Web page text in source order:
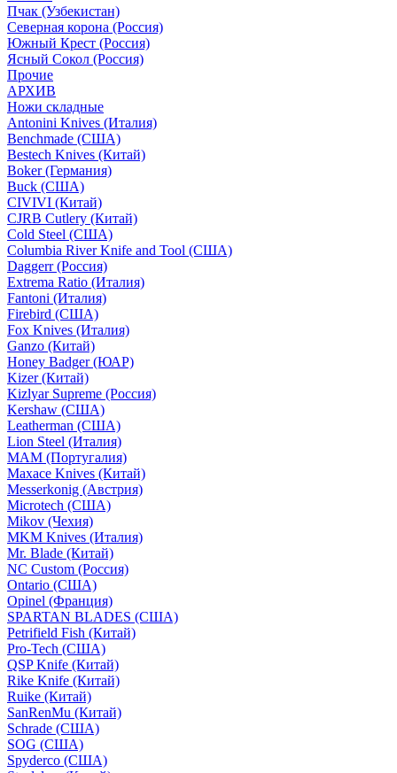
Пчак (Узбекистан)
Северная корона (Россия)
Южный Крест (Россия)
Ясный Сокол (Россия)
Прочие
АРХИВ
Ножи складные
Antonini Knives (Италия)
Benchmade (США)
Bestech Knives (Китай)
Boker (Германия)
Buck (США)
CIVIVI (Китай)
CJRB Cutlery (Китай)
Cold Steel (США)
Columbia River Knife and Tool (США)
Daggerr (Россия)
Extrema Ratio (Италия)
Fantoni (Италия)
Firebird (США)
Fox Knives (Италия)
Ganzo (Китай)
Honey Badger (ЮАР)
Kizer (Китай)
Kizlyar Supreme (Россия)
Kershaw (США)
Leatherman (США)
Lion Steel (Италия)
MAM (Португалия)
Maxace Knives (Китай)
Messerkonig (Австрия)
Microtech (США)
Mikov (Чехия)
MKM Knives (Италия)
Mr. Blade (Китай)
NC Custom (Россия)
Ontario (США)
Opinel (Франция)
SPARTAN BLADES (США)
Petrifield Fish (Китай)
Pro-Tech (США)
QSP Knife (Китай)
Rike Knife (Китай)
Ruike (Китай)
SanRenMu (Китай)
Schrade (США)
SOG (США)
Spyderco (США)